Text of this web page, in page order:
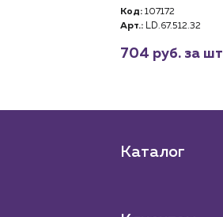
Код: 107172
Арт.: LD.67.512.32
704 руб. за шт
Каталог